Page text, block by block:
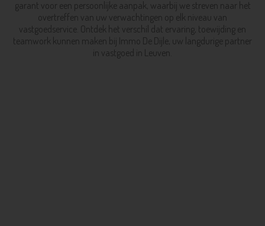
garant voor een persoonlijke aanpak, waarbij we streven naar het
overtreffen van uw verwachtingen op elk niveau van
vastgoedservice. Ontdek het verschil dat ervaring, toewijding en
teamwork kunnen maken bij Immo De Dijle, uw langdurige partner
in vastgoed in Leuven.